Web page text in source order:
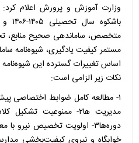
وزارت آموزش و پرورش اعلام
متخصص، ساماندهی صحیح منابع،
مستمر کیفیت یادگیری، شیوه‌نامه
اساس تغییرات گسترده این
نکات زیر الزامی است:
۱- مطالعه کامل ضوابط اختصاصی
دوره‌ها۳- اولویت تخصیص نیرو